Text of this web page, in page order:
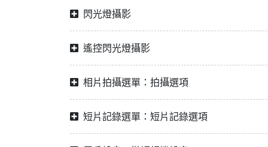
閃光燈攝影
遙控閃光燈攝影
相片拍攝選單：拍攝選項
短片記錄選單：短片記錄選項